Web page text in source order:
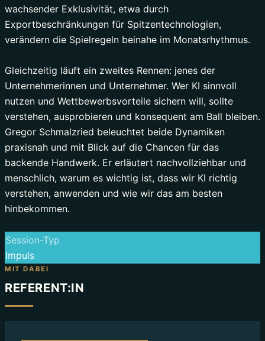
wachsender Exklusivität, etwa durch
Exportbeschränkungen für Spitzentechnologien,
verändern die Spielregeln beinahe im Monatsrhythmus.
Gleichzeitig läuft ein zweites Rennen: jenes der
Unternehmerinnen und Unternehmer. Wer KI sinnvoll
nutzen und Wettbewerbsvorteile sichern will, sollte
verstehen, ausprobieren und konsequent am Ball bleiben.
Gregor Schmalzried beleuchtet beide Dynamiken
praxisnah und mit Blick auf die Chancen für das
backende Handwerk. Er erläutert nachvollziehbar und
menschlich, warum es wichtig ist, dass wir KI richtig
verstehen, anwenden und wie wir das am besten
hinbekommen.
Session-Typ
Impuls
MIT DABEI
REFERENT:IN